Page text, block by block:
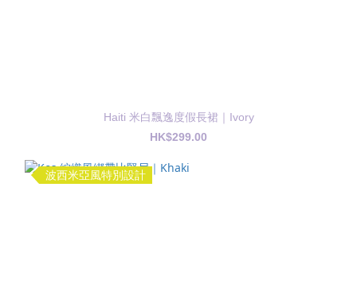
Haiti 米白飄逸度假長裙｜Ivory
HK$299.00
波西米亞風特別設計